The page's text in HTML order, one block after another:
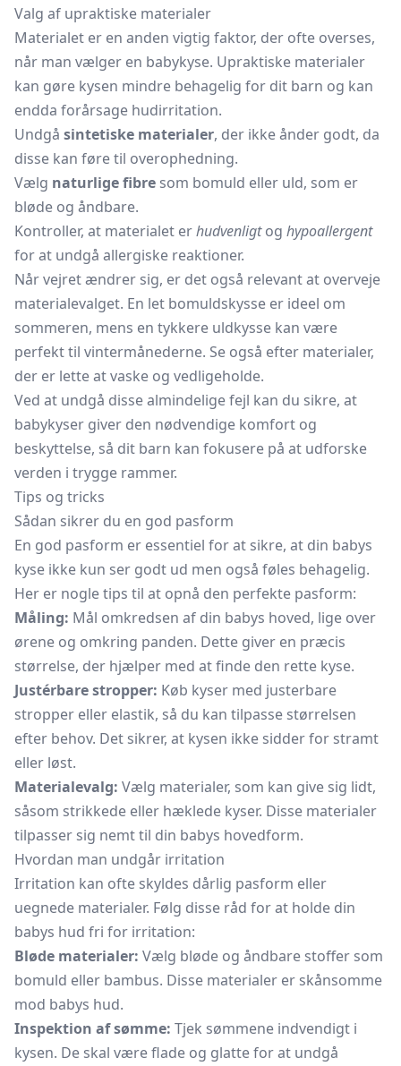
Valg af upraktiske materialer
Materialet er en anden vigtig faktor, der ofte overses,
når man vælger en babykyse. Upraktiske materialer
kan gøre kysen mindre behagelig for dit barn og kan
endda forårsage hudirritation.
Undgå sintetiske materialer, der ikke ånder godt, da
disse kan føre til overophedning.
Vælg naturlige fibre som bomuld eller uld, som er
bløde og åndbare.
Kontroller, at materialet erhudvenligtog hypoallergent
for at undgå allergiske reaktioner.
Når vejret ændrer sig, er det også relevant at overveje
materialevalget. En let bomuldskysse er ideel om
sommeren, mens en tykkere uldkysse kan være
perfekt til vintermånederne. Se også efter materialer,
der er lette at vaske og vedligeholde.
Ved at undgå disse almindelige fejl kan du sikre, at
babykyser giver den nødvendige komfort og
beskyttelse, så dit barn kan fokusere på at udforske
verden i trygge rammer.
Tips og tricks
Sådan sikrer du en god pasform
En god pasform er essentiel for at sikre, at din babys
kyse ikke kun ser godt ud men også føles behagelig.
Her er nogle tips til at opnå den perfekte pasform:
Måling: Mål omkredsen af din babys hoved, lige over
ørene og omkring panden. Dette giver en præcis
størrelse, der hjælper med at finde den rette kyse.
Justérbare stropper: Køb kyser med justerbare
stropper eller elastik, så du kan tilpasse størrelsen
efter behov. Det sikrer, at kysen ikke sidder for stramt
eller løst.
Materialevalg: Vælg materialer, som kan give sig lidt,
såsom strikkede eller hæklede kyser. Disse materialer
tilpasser sig nemt til din babys hovedform.
Hvordan man undgår irritation
Irritation kan ofte skyldes dårlig pasform eller
uegnede materialer. Følg disse råd for at holde din
babys hud fri for irritation:
Bløde materialer: Vælg bløde og åndbare stoffer som
bomuld eller bambus. Disse materialer er skånsomme
mod babys hud.
Inspektion af sømme: Tjek sømmene indvendigt i
kysen. De skal være flade og glatte for at undgå